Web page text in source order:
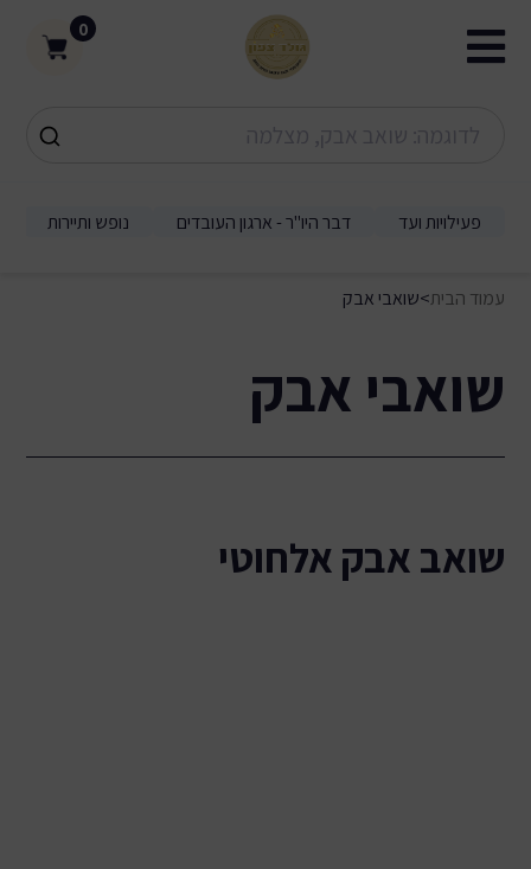
0
נופש ותיירות פעילויות ועד דבר היו"ר - ארגון העובדים
עמוד הבית>שואבי אבק
שואבי אבק
שואב אבק אלחוטי